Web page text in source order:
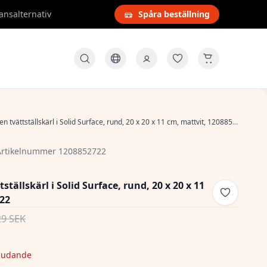
Spåra beställning
tvättställskärl i Solid Surface, rund, 20 x 20 x 11 cm, mattvit, 1208852722
1208852722
i Solid Surface, rund, 20 x 20 x 11
SEK